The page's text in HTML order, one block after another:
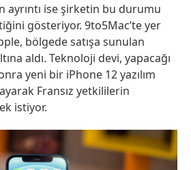
ayrıntı ise şirketin bu durumu
gösteriyor. 9to5Mac’te yer
bölgede satışa sunulan
aldı. Teknoloji devi, yapacağı
yeni bir iPhone 12 yazılım
Fransız yetkililerin
istiyor.